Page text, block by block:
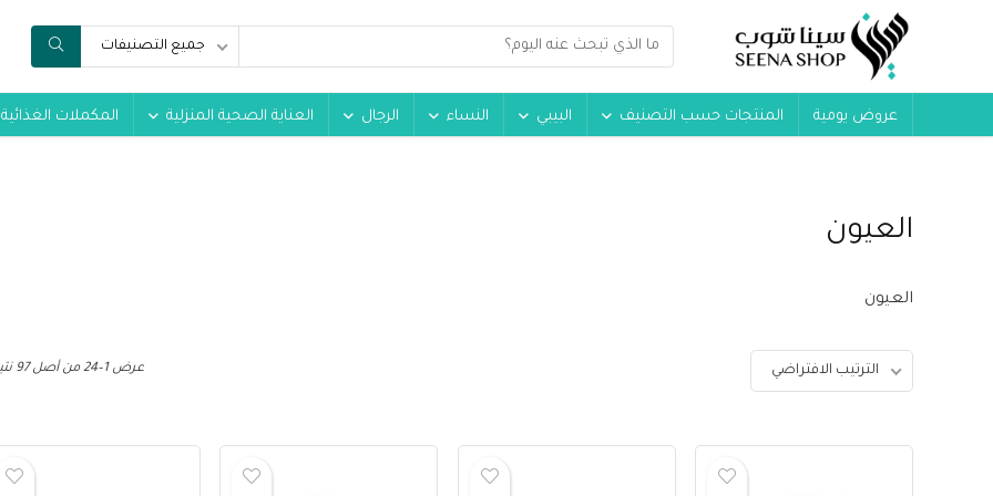
جميع التصنيفات
عروض يومية المنتجات حسب التصنيف البيبي النساء الرجال العناية الصحية المنزلية المكملات الغذائية
العيون
العيون
عرض 1–24 من أصل 97 نتيجة الترتيب الافتراضي